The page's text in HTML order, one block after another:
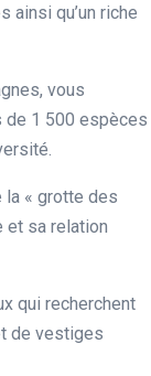
qu’un riche
vous
de 1 500 espèces
la « grotte des
et sa relation
qui recherchent
de vestiges